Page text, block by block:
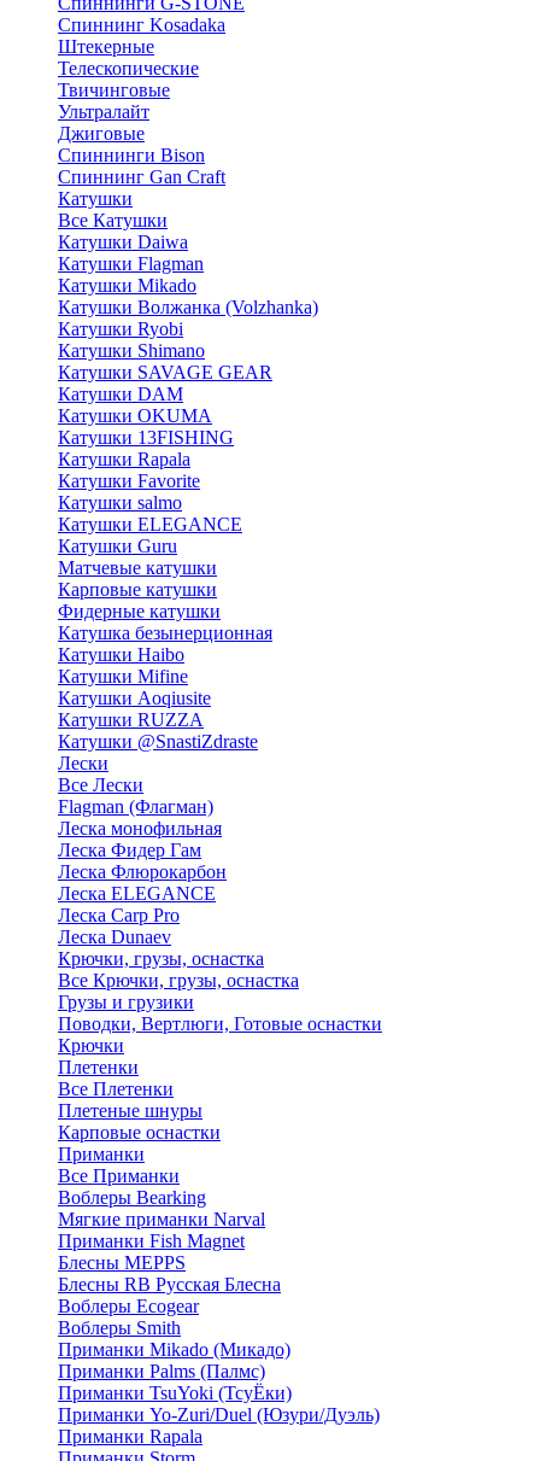
Спиннинг Kosadaka
Штекерные
Телескопические
Твичинговые
Ультралайт
Джиговые
Спиннинги Bison
Спиннинг Gan Craft
Катушки
Все Катушки
Катушки Daiwa
Катушки Flagman
Катушки Mikado
Катушки Волжанка (Volzhanka)
Катушки Ryobi
Катушки Shimano
Катушки SAVAGE GEAR
Катушки DAM
Катушки OKUMA
Катушки 13FISHING
Катушки Rapala
Катушки Favorite
Катушки salmo
Катушки ELEGANCE
Катушки Guru
Матчевые катушки
Карповые катушки
Фидерные катушки
Катушка безынерционная
Катушки Haibo
Катушки Mifine
Катушки Aoqiusite
Катушки RUZZA
Катушки @SnastiZdraste
Лески
Все Лески
Flagman (Флагман)
Леска монофильная
Леска Фидер Гам
Леска Флюрокарбон
Леска ELEGANCE
Леска Carp Pro
Леска Dunaev
Крючки, грузы, оснастка
Все Крючки, грузы, оснастка
Грузы и грузики
Поводки, Вертлюги, Готовые оснастки
Крючки
Плетенки
Все Плетенки
Плетеные шнуры
Карповые оснастки
Приманки
Все Приманки
Воблеры Bearking
Мягкие приманки Narval
Приманки Fish Magnet
Блесны MEPPS
Блесны RB Русская Блесна
Воблеры Ecogear
Воблеры Smith
Приманки Mikado (Микадо)
Приманки Palms (Палмс)
Приманки TsuYoki (ТсуЁки)
Приманки Yo-Zuri/Duel (Юзури/Дуэль)
Приманки Rapala